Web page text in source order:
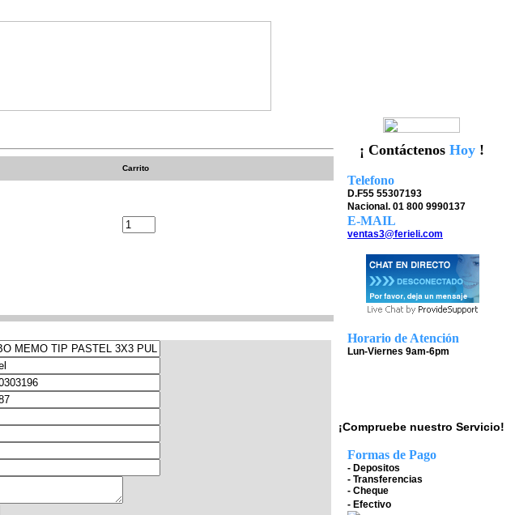
Carrito
¡ Contáctenos Hoy!
Telefono
D.F55 55307193
Nacional. 01 800 9990137
E-MAIL
ventas3@ferieli.com
Horario de Atención
Lun-Viernes 9am-6pm
¡Compruebe nuestro Servicio!
Formas de Pago
- Depositos
- Transferencias
- Cheque
- Efectivo